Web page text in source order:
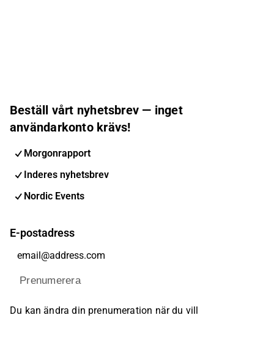
Beställ vårt nyhetsbrev — inget
användarkonto krävs!
Morgonrapport
Inderes nyhetsbrev
Nordic Events
E-postadress
Prenumerera
Du kan ändra din prenumeration när du vill